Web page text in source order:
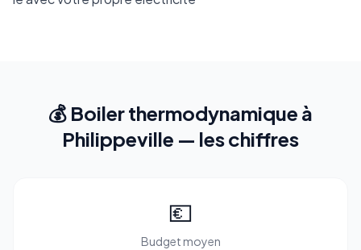
💰 Boiler thermodynamique à
Philippeville — les chiffres
💶
Budget moyen